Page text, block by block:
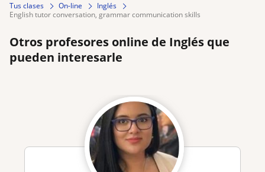
Tus clases On-line
Inglés
english tutor conversation, grammar communication skills
Otros profesores online de Inglés que
pueden interesarle